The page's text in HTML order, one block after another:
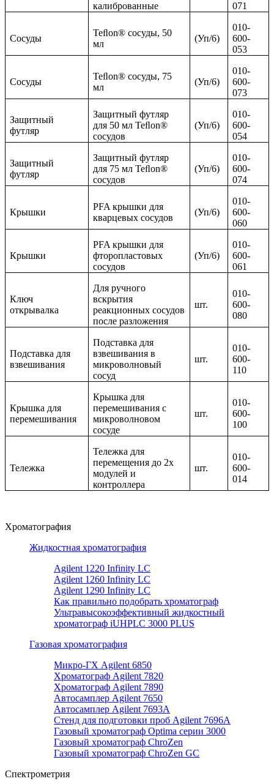
калиброванные
071
Сосуды
Teﬂon® сосуды, 50
мл
(Уп/6)
010-
600-
053
Сосуды
Teﬂon® сосуды, 75
мл
(Уп/6)
010-
600-
073
Защитный
футляр
Защитный футляр
для 50 мл Teﬂon®
сосудов
(Уп/6)
010-
600-
054
Защитный
футляр
Защитный футляр
для 75 мл Teﬂon®
сосудов
(Уп/6)
010-
600-
074
Крышки
PFA крышки для
кварцевых сосудов
(Уп/6)
010-
600-
060
Крышки
PFA крышки для
фторопластовых
сосудов
(Уп/6)
010-
600-
061
Ключ
открывалка
Для ручного
вскрытия
реакционных сосудов
после разложения
шт.
010-
600-
080
Подставка для
взвешивания
Подставка для
взвешивания в
микроволновый
сосуд
шт.
010-
600-
110
Крышка для
перемешивания
Крышка для
перемешивания с
микроволновом
сосуде
шт.
010-
600-
100
Тележка
Тележка для
перемещения до 2х
модулей и
контроллера
шт.
010-
600-
014
Хроматография
Жидкостная хроматография
Agilent 1220 Infinity LC
Agilent 1260 Infinity LC
Agilent 1290 Infinity LC
Как правильно подобрать хроматограф
Ультравысокоэффективный жидкостный
хроматограф iUHPLC 3000 PLUS
Газовая хроматография
Микро-ГХ Agilent 6850
Хроматограф Agilent 7820
Хроматограф Agilent 7890
Автосамплер Agilent 7650
Автосамплер Agilent 7693A
Стенд для подготовки проб Agilent 7696А
Газовый хроматограф Optima серии 3000
Газовый хроматограф ChroZen
Газовый хроматограф ChroZen GC
Спектрометрия